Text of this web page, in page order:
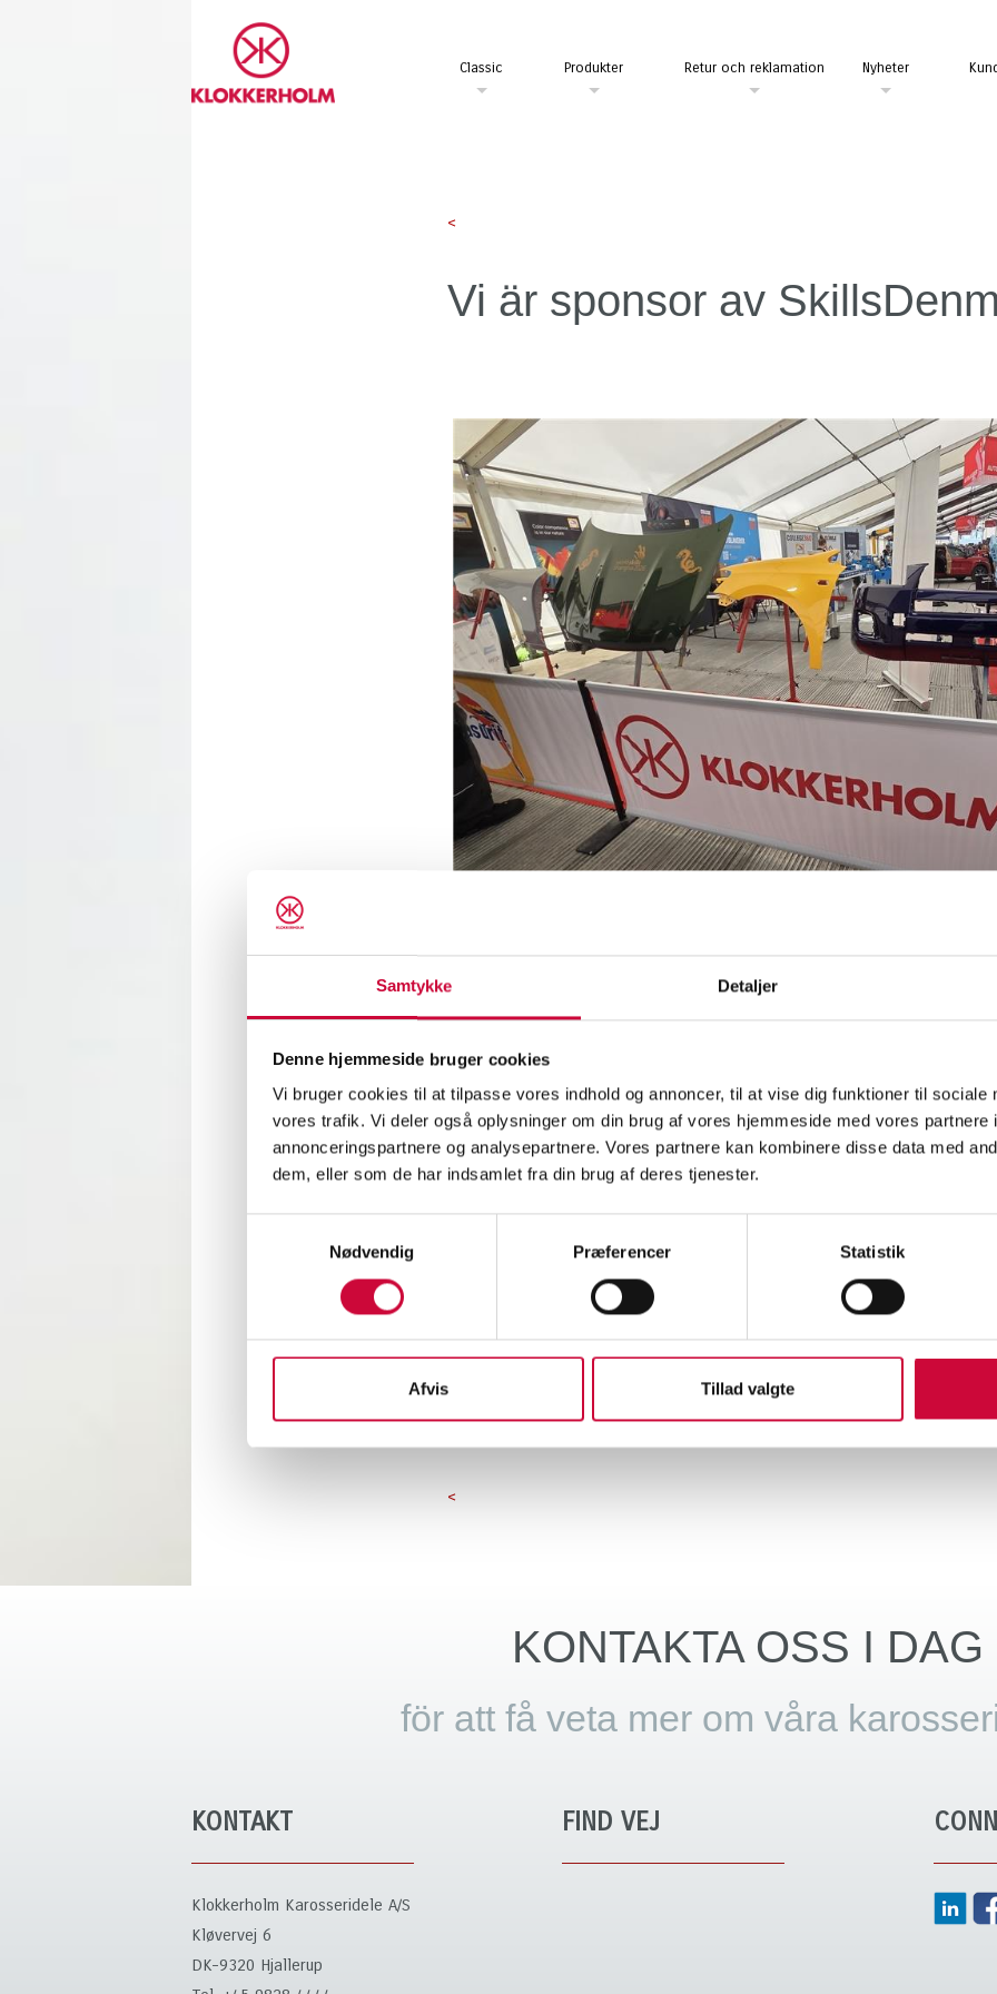
Samtykke Detaljer
Denne hjemmeside bruger cookies
Vi bruger cookies til at tilpasse vores indhold og annoncer, til at vise dig funktioner til sociale
vores trafik. Vi deler også oplysninger om din brug af vores hjemmeside med vores partnere
annonceringspartnere og analysepartnere. Vores partnere kan kombinere disse data med
dem, eller som de har indsamlet fra din brug af deres tjenester.
Nødvendig
Præferencer Statistik
Afvis Tillad valgte
Classic Produkter Retur och reklamation Nyheter
<
Vi är sponsor av
skickliga yrkespersoner inom fordonsbranschen.
SkillsDenmark är inte bara en tävling – det är också ett firande av talang,
möjligheterna inom yrkesutbildningar.
internationella standarder från WorldSkills.
I Park Vendia kan man uppleva hantverk i toppklass.
Vi önskar alla deltagare lycka till i SkillsDenmark!
<
KONTAKTA OSS I DAG
för att få veta mer om våra
KONTAKT
Klokkerholm Karosseridele A/S
Kløvervej 6
DK-9320 Hjallerup
FIND VEJ